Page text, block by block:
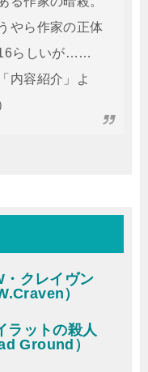
やら作家の正体
らしいが……
「内容紹介」よ
・クレイヴン
）
ラットの殺人
Ground）